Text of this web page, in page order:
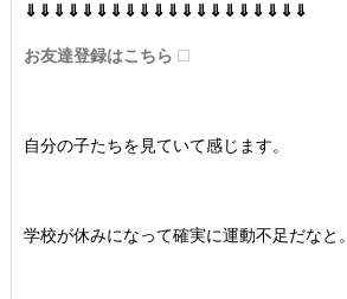
⇓⇓⇓⇓⇓⇓⇓⇓⇓⇓⇓⇓⇓⇓⇓⇓⇓⇓⇓⇓
お友達登録はこちら
自分の子たちを見ていて感じます。
学校が休みになって確実に運動不足だなと。